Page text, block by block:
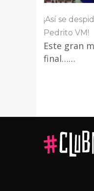
¡Así se
Pedrito VM!
Este gran
final……